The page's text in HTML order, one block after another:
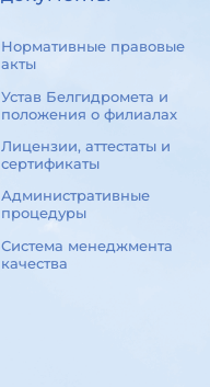
Нормативные правовые
акты
Устав Белгидромета и
положения о филиалах
Лицензии, аттестаты и
сертификаты
Административные
процедуры
Система менеджмента
качества